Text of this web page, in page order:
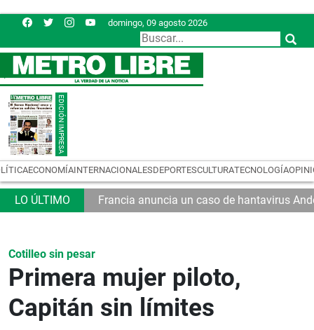
domingo, 09 agosto 2026
ECONOMÍAINTERNACIONALESDEPORTESCULTURATECNOLOGÍA
Francia anuncia un caso de hantavirus
Cotilleo sin pesar
Primera mujer piloto,
Capitán sin límites